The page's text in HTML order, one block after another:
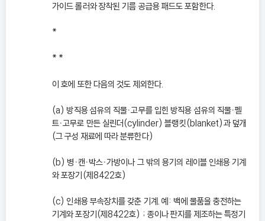
가이드 롤러와 장착된 기름 공급용 패드도 포함한다.
*
* *
이 호에 또한 다음의 것도 제외한다.
(a) 방직용 섬유의 직물ㆍ고무를 입힌 방직용 섬유의 직물ㆍ펠
트ㆍ고무로 만든 실린더(cylinder) 블랭킷(blanket)과 덮개
(그 구성 재료에 따라 분류한다)
(b) 병ㆍ캔ㆍ박스ㆍ가방이나 그 밖의 용기의 레이블 인쇄용 기계
와 포장기(제8422호)
(c) 인쇄용 부속장치를 갖춘 기계. 예: 백에 물품을 충전하는
기계와 포장기(제8422호) ; 종이나 판지를 제조하는 특정기